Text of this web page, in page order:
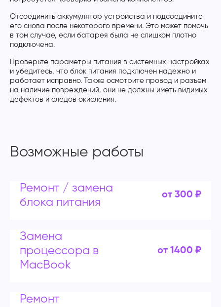
Отсоединить аккумулятор устройства и подсоедините
его снова после некоторого времени. Это может помочь
в том случае, если батарея была не слишком плотно
подключена.
Проверьте параметры питания в системных настройках
и убедитесь, что блок питания подключен надежно и
работает исправно. Также осмотрите провод и разъем
на наличие повреждений, они не должны иметь видимых
дефектов и следов окисления.
Возможные работы
Ремонт / замена
блока питания
от 300 ₽
Замена
процессора в
MacBook
от 1400 ₽
Ремонт